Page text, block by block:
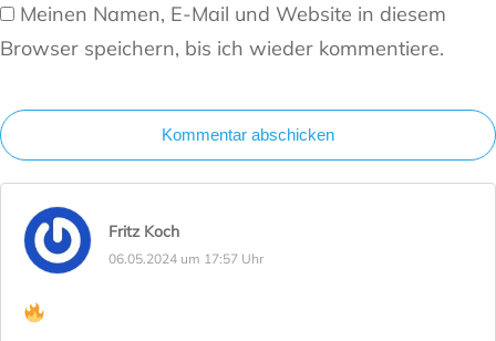
Meinen Namen, E-Mail und Website in diesem
Browser speichern, bis ich wieder kommentiere.
Kommentar abschicken
Fritz Koch
06.05.2024 um 17:57 Uhr